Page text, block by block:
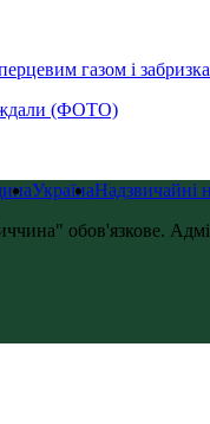
газом і
(ФОТО)
УкраїнаНадзвичайні
обов'язкове.